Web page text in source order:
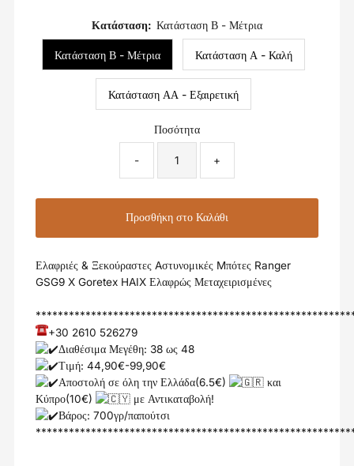
Κατάσταση: Κατάσταση Β - Μέτρια
Κατάσταση Β - Μέτρια Κατάσταση Α - Καλή
Κατάσταση ΑΑ - Εξαιρετική
Ποσότητα
- +
Ελαφριές & Ξεκούραστες Aστυνομικές Mπότες Ranger
GSG9 X Goretex HAIX Ελαφρώς Μεταχειρισμένες
+30 2610 526279
Διαθέσιμα Μεγέθη: 38 ως 48
Τιμή: 44,90€-99,90€
Αποστολή σε όλη την Ελλάδα(6.5€)
και
Κύπρο(10€)
με Αντικαταβολή!
Βάρος: 700γρ/παπούτσι